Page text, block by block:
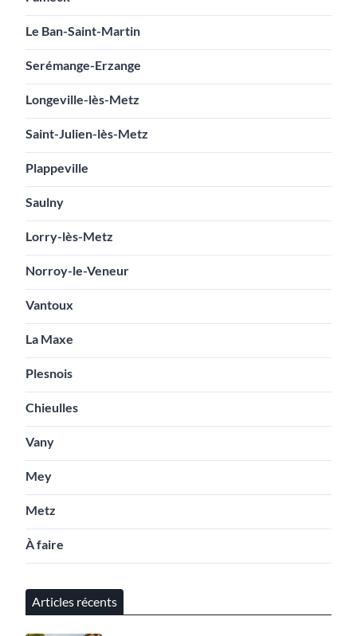
Le Ban-Saint-Martin
Serémange-Erzange
Longeville-lès-Metz
Saint-Julien-lès-Metz
Plappeville
Saulny
Lorry-lès-Metz
Norroy-le-Veneur
Vantoux
La Maxe
Plesnois
Chieulles
Vany
Mey
Metz
À faire
Articles récents